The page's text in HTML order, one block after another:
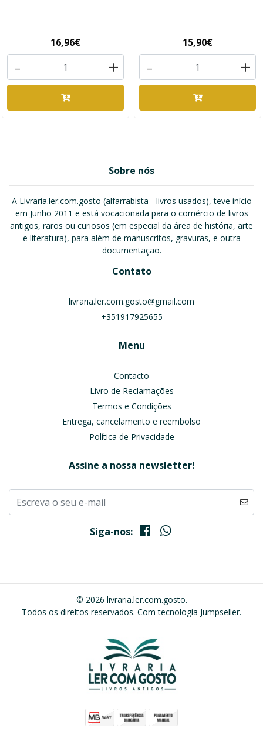
16,96€
+
-
15,90€
+
-
Sobre nós
A Livraria.ler.com.gosto (alfarrabista - livros usados), teve início
em Junho 2011 e está vocacionada para o comércio de livros
antigos, raros ou curiosos (em especial da área de história, arte
e literatura), para além de manuscritos, gravuras, e outra
documentação.
Contato
livraria.ler.com.gosto@gmail.com
+351917925655
Menu
Contacto
Livro de Reclamações
Termos e Condições
Entrega, cancelamento e reembolso
Política de Privacidade
Assine a nossa newsletter!
Siga-nos:
© 2026 livraria.ler.com.gosto.
Todos os direitos reservados. Com tecnologia Jumpseller.